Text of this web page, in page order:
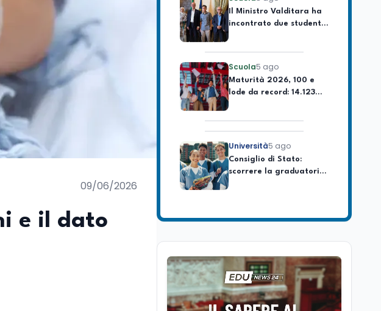
09/06/2026
e il dato
incontrato due studenti
palestinesi giunti da
Italia
Scuola5 ago
Maturità 2026, 100 e
lode da record: 14.123
diplomi con voto
Università5 ago
Consiglio di Stato:
scorrere la graduatoria
per i 500 posti vacanti
dopo il semestre filtro
l’intesa triennale tra
Scuola5 ago
Il Ministro della Pa
Zangrillo in Parlamento:
"12 miliardi per l'edilizia